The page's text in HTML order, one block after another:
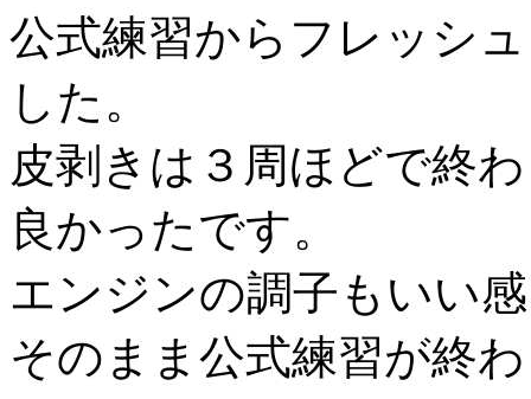
公式練習からフレッシ
した。
皮剥きは３周ほどで終
良かったです。
エンジンの調子もいい
そのまま公式練習が終